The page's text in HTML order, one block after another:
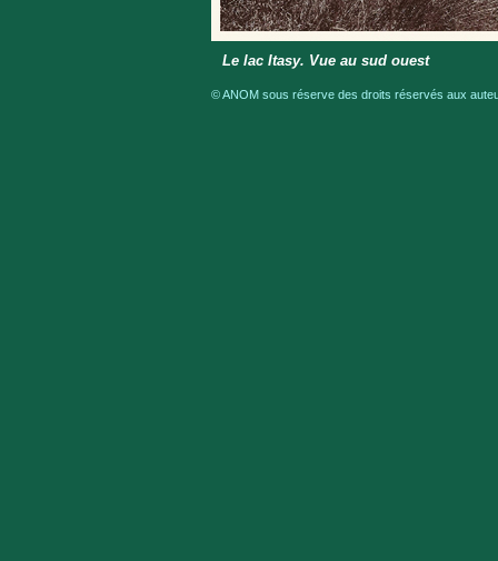
Le lac Itasy. Vue au sud ouest
© ANOM sous réserve des droits réservés aux